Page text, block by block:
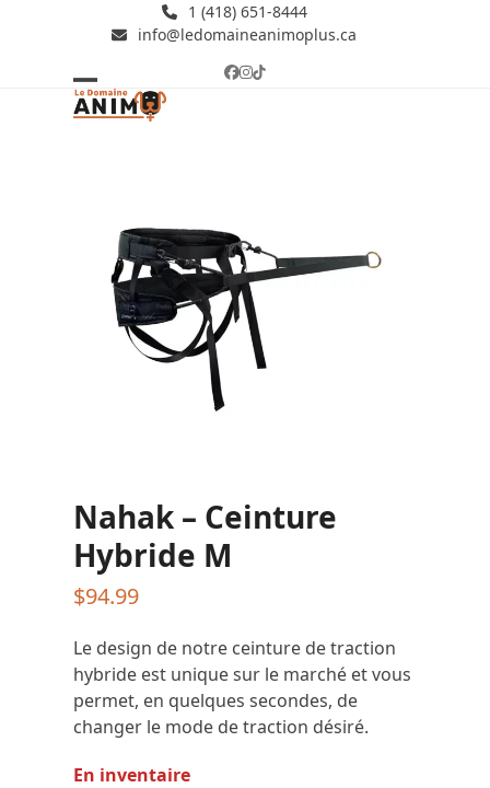
1 (418) 651-8444
info@ledomaineanimoplus.ca
Facebook
Instagram
Tiktok
Open
Close
Nahak – Ceinture
Hybride M
$94.99
Le design de notre ceinture de traction
hybride est unique sur le marché et vous
permet, en quelques secondes, de
changer le mode de traction désiré.
En inventaire